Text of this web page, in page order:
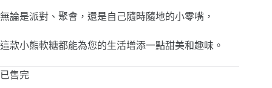
無論是派對、聚會，還是自己隨時隨地的小零嘴，
這款小熊軟糖都能為您的生活增添一點甜美和趣味。
已售完